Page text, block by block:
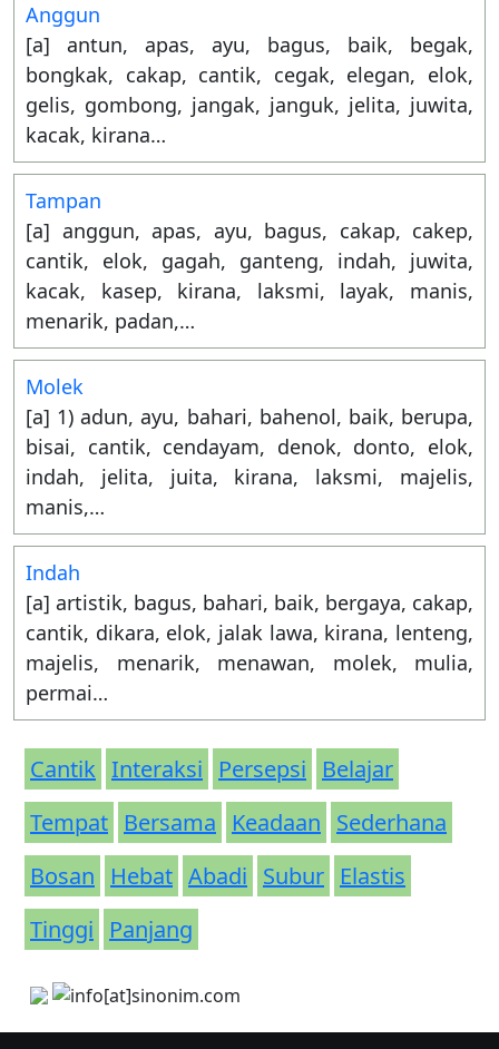
Anggun
[a] antun, apas, ayu, bagus, baik, begak,
bongkak, cakap, cantik, cegak, elegan, elok,
gelis, gombong, jangak, janguk, jelita, juwita,
kacak, kirana…
Tampan
[a] anggun, apas, ayu, bagus, cakap, cakep,
cantik, elok, gagah, ganteng, indah, juwita,
kacak, kasep, kirana, laksmi, layak, manis,
menarik, padan,…
Molek
[a] 1) adun, ayu, bahari, bahenol, baik, berupa,
bisai, cantik, cendayam, denok, donto, elok,
indah, jelita, juita, kirana, laksmi, majelis,
manis,…
Indah
[a] artistik, bagus, bahari, baik, bergaya, cakap,
cantik, dikara, elok, jalak lawa, kirana, lenteng,
majelis, menarik, menawan, molek, mulia,
permai…
Cantik Interaksi Persepsi
Belajar
Tempat Bersama Keadaan Sederhana
Bosan
Hebat Abadi Subur Elastis
Tinggi
Panjang